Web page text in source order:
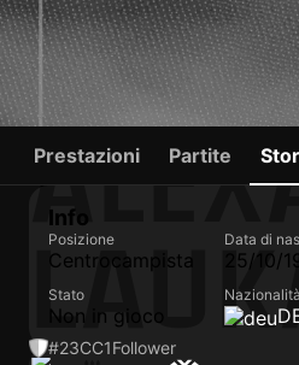
#23CC1Follower
Prestazioni Partite
Info
Posizione
Centrocampista
Data di
25/10/
Stato
Non in gioco
Nazionalità